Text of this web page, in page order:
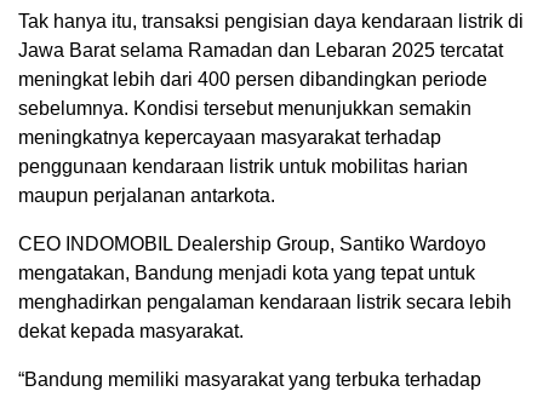
Tak hanya itu, transaksi pengisian daya kendaraan listrik di
Jawa Barat selama Ramadan dan Lebaran 2025 tercatat
meningkat lebih dari 400 persen dibandingkan periode
sebelumnya. Kondisi tersebut menunjukkan semakin
meningkatnya kepercayaan masyarakat terhadap
penggunaan kendaraan listrik untuk mobilitas harian
maupun perjalanan antarkota.
CEO INDOMOBIL Dealership Group, Santiko Wardoyo
mengatakan, Bandung menjadi kota yang tepat untuk
menghadirkan pengalaman kendaraan listrik secara lebih
dekat kepada masyarakat.
“Bandung memiliki masyarakat yang terbuka terhadap